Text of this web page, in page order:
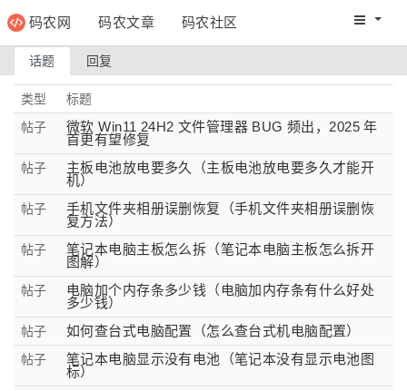
码农网 码农文章 码农社区 码农网
话题 回复
类型
标题
帖子
微软 Win11 24H2 文件管理器 BUG 频出，2025 年
首更有望修复
帖子
主板电池放电要多久（主板电池放电要多久才能开
机）
帖子
手机文件夹相册误删恢复（手机文件夹相册误删恢
复方法）
帖子
笔记本电脑主板怎么拆（笔记本电脑主板怎么拆开
图解）
帖子
电脑加个内存条多少钱（电脑加内存条有什么好处
多少钱）
帖子 如何查台式电脑配置（怎么查台式机电脑配置）
帖子
笔记本电脑显示没有电池（笔记本没有显示电池图
标）